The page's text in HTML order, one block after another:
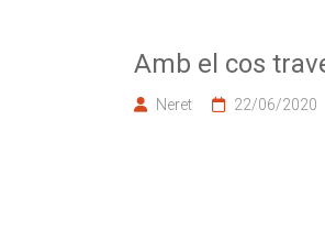
Amb el cos
Neret 22/06/2020